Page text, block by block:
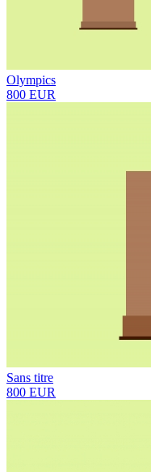
Olympics
800 EUR
Sans titre
800 EUR